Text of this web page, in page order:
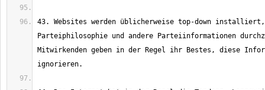
43. Websites werden üblicherweise top-down
Parteiphilosophie und andere Parteiinformationen
Mitwirkenden geben in der Regel ihr Bestes, diese